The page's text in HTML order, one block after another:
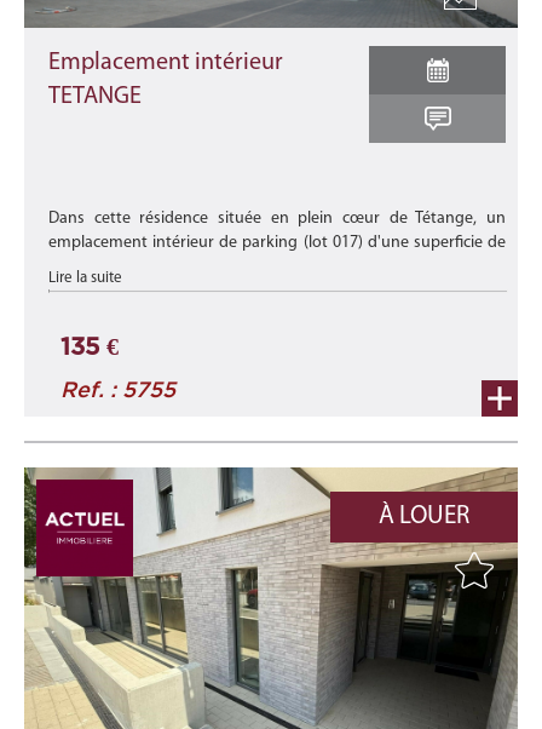
Emplacement intérieur
TETANGE
Dans cette résidence située en plein cœur de Tétange, un
emplacement intérieur de parking (lot 017) d'une superficie de
+/- 14,30 m2 est disponible à la location.
Lire la suite
135 €
Ref. : 5755
À LOUER